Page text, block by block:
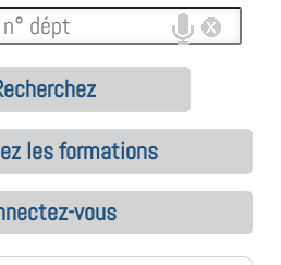
les formations
vous